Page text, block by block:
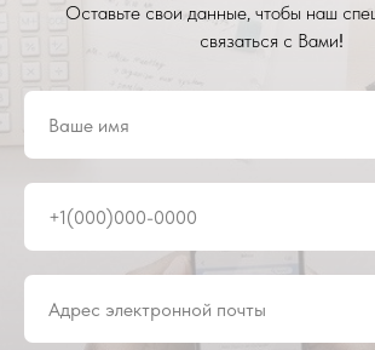
Оставьте свои данные, чтобы наш
связаться с Вами!